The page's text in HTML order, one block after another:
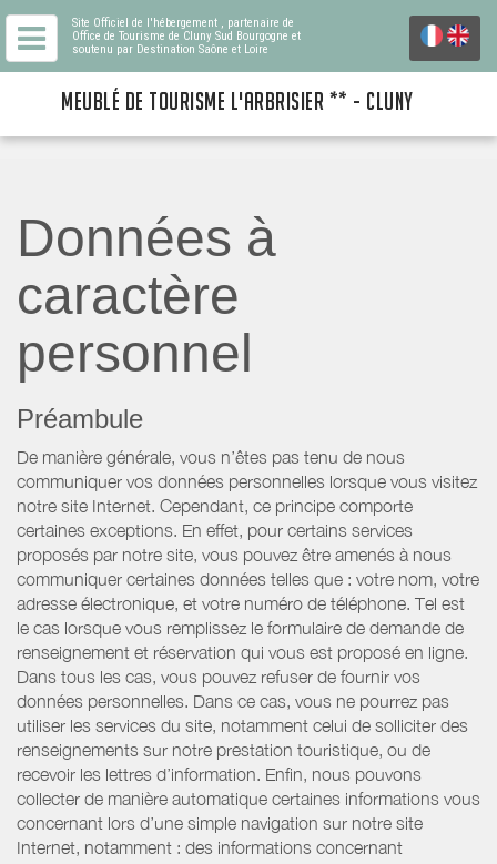
Site Officiel de l'hébergement , partenaire de
Office de Tourisme de Cluny Sud Bourgogne et
soutenu par Destination Saône et Loire
MEUBLÉ DE TOURISME L'ARBRISIER ** - CLUNY
Données à
caractère
personnel
Préambule
De manière générale, vous n’êtes pas tenu de nous
communiquer vos données personnelles lorsque vous visitez
notre site Internet. Cependant, ce principe comporte
certaines exceptions. En effet, pour certains services
proposés par notre site, vous pouvez être amenés à nous
communiquer certaines données telles que : votre nom, votre
adresse électronique, et votre numéro de téléphone. Tel est
le cas lorsque vous remplissez le formulaire de demande de
renseignement et réservation qui vous est proposé en ligne.
Dans tous les cas, vous pouvez refuser de fournir vos
données personnelles. Dans ce cas, vous ne pourrez pas
utiliser les services du site, notamment celui de solliciter des
renseignements sur notre prestation touristique, ou de
recevoir les lettres d’information. Enfin, nous pouvons
collecter de manière automatique certaines informations vous
concernant lors d’une simple navigation sur notre site
Internet, notamment : des informations concernant